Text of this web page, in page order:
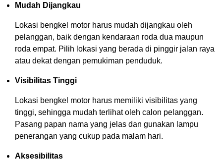
Mudah Dijangkau
Lokasi bengkel motor harus mudah dijangkau oleh
pelanggan, baik dengan kendaraan roda dua maupun
roda empat. Pilih lokasi yang berada di pinggir jalan raya
atau dekat dengan pemukiman penduduk.
Visibilitas Tinggi
Lokasi bengkel motor harus memiliki visibilitas yang
tinggi, sehingga mudah terlihat oleh calon pelanggan.
Pasang papan nama yang jelas dan gunakan lampu
penerangan yang cukup pada malam hari.
Aksesibilitas